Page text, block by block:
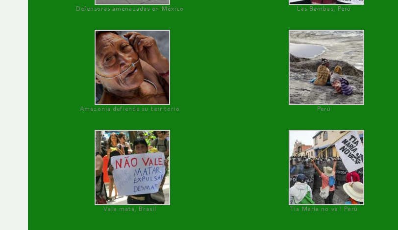
Defensoras amenazadas en México Las Bambas, Perú
Amazonía defiende su territorio Perú
Vale mata, Brasil Tía María no va ! Perú